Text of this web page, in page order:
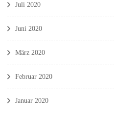
Juli 2020
Juni 2020
März 2020
Februar 2020
Januar 2020